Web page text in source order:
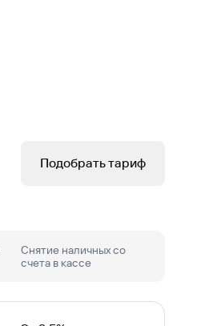
Подобрать тариф
Снятие наличных со
счета в кассе